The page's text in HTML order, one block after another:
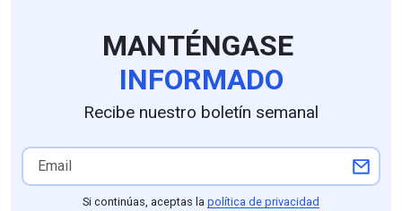
MANTÉNGASE
INFORMADO
Recibe nuestro boletín semanal
Si continúas, aceptas la política de privacidad